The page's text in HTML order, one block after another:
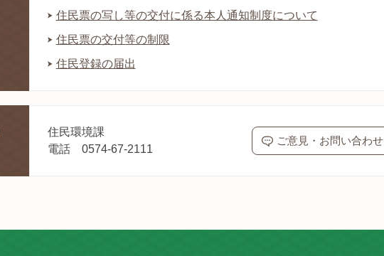
住民票の写し等の交付に係る本人通知制度について
住民票の交付等の制限
住民登録の届出
住民環境課
電話 0574-67-2111
ご意見・お問い合わせ